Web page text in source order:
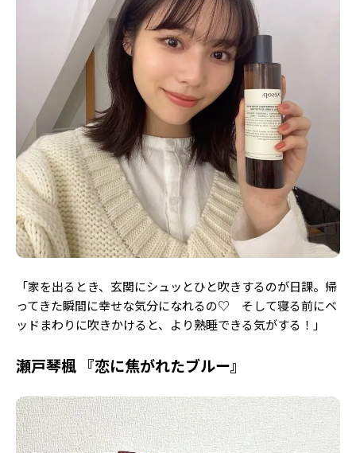
「家を出るとき、玄関にシュッとひと吹きするのが日課。帰
ってきた瞬間に幸せな気分になれるの♡ そして寝る前にベ
ッドまわりに吹きかけると、より熟睡できる気がする！」
瀬戸琴楓 『恋に焦がれたブルー』